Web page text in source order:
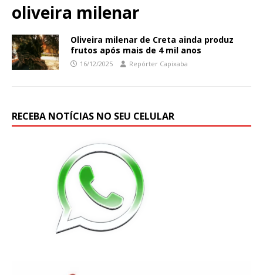
oliveira milenar
Oliveira milenar de Creta ainda produz
frutos após mais de 4 mil anos
16/12/2025 Repórter Capixaba
RECEBA NOTÍCIAS NO SEU CELULAR